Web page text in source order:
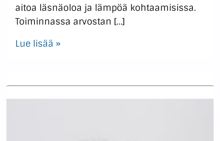
aitoa läsnäoloa ja lämpöä kohtaamisissa.
Toiminnassa arvostan […]
Lue lisää »